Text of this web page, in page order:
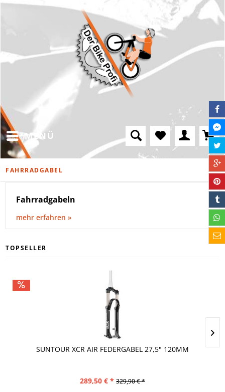
MENÜ
FAHRRADGABEL
Fahrradgabeln
mehr erfahren »
TOPSELLER
SUNTOUR XCR AIR FEDERGABEL 27,5" 120MM
289,50 € * 329,90 € *